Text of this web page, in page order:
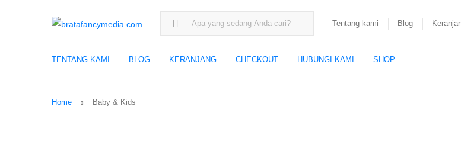
Search for:
Tentang kami Blog
TENTANG KAMI BLOG KERANJANG CHECKOUT HUBUNGI KAMI SHOP
Home Baby & Kids